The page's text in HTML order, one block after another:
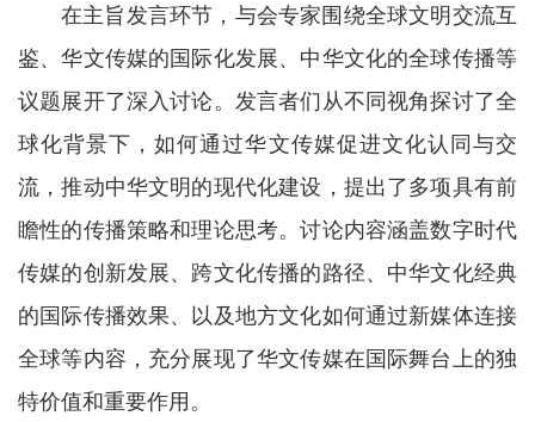
在主旨发言环节，与会专家围绕全球文明交流互
鉴、华文传媒的国际化发展、中华文化的全球传播等
议题展开了深入讨论。发言者们从不同视角探讨了全
球化背景下，如何通过华文传媒促进文化认同与交
流，推动中华文明的现代化建设，提出了多项具有前
瞻性的传播策略和理论思考。讨论内容涵盖数字时代
传媒的创新发展、跨文化传播的路径、中华文化经典
的国际传播效果、以及地方文化如何通过新媒体连接
全球等内容，充分展现了华文传媒在国际舞台上的独
特价值和重要作用。